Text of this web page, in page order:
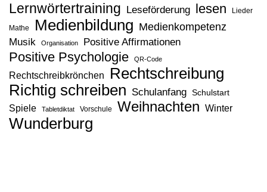
Lernwörtertraining Leseförderung lesen Lieder
Mathe Medienbildung Medienkompetenz
Musik Organisation Positive Affirmationen
Positive Psychologie QR-Code
Rechtschreibkrönchen Rechtschreibung
Richtig schreiben Schulanfang Schulstart
Spiele Tabletdiktat Vorschule Weihnachten Winter
Wunderburg